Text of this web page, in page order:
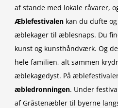
af stande med lokale råvarer,
Æblefestivalen kan du dufte
æblekager til æblesnaps. Du
kunst og kunsthåndværk. Og
hele familien, alt sammen
æblekagedyst. På
æbledronningen. Under
af Gråstenæbler til byerne